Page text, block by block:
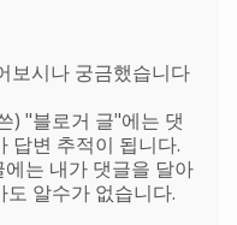
보시나 궁금했습니다
) "블로거 글"에는 댓
답변 추적이 됩니다.
는 내가 댓글을 달아
알수가 없습니다.